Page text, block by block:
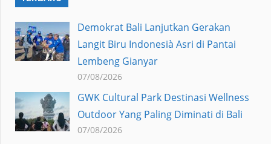
Demokrat Bali Lanjutkan Gerakan
Langit Biru Indonesià Asri di Pantai
Lembeng Gianyar
07/08/2026
GWK Cultural Park Destinasi Wellness
Outdoor Yang Paling Diminati di Bali
07/08/2026